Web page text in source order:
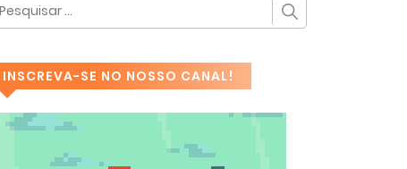
INSCREVA-SE NO NOSSO CANAL!